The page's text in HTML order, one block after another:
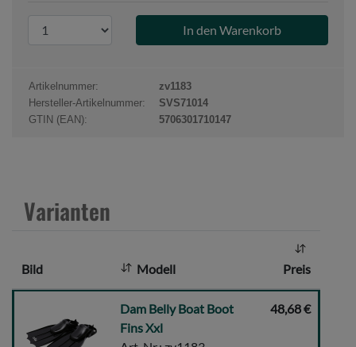
r
d
u
k
a
:
Artikelnummer:
zv1183
Hersteller-Artikelnummer:
SVS71014
GTIN (EAN):
5706301710147
Varianten
Bild Modell Preis
Belly
Dam Belly Boat Boot
Fins Xxl
48,68 €